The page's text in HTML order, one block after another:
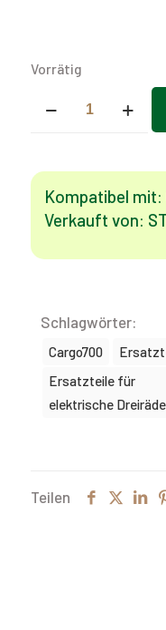
Vorrätig
(Cargo
700)
Menge
Kompatibel mit:
Verkauft von:
Schlagwörter:
Cargo700
Ersatzteile für
elektrische
Teilen